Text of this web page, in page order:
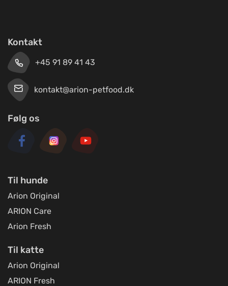
Kontakt
+45 91 89 41 43
kontakt@arion-petfood.dk
Følg os
Til hunde
Arion Original
ARION Care
Arion Fresh
Til katte
Arion Original
ARION Fresh